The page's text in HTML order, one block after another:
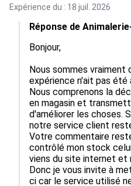
Expérience du : 18 juil. 2026
Réponse de
Bonjour,
Nous sommes vraiment
expérience n'ait pas
Nous comprenons la
en magasin et
d'améliorer les choses.
notre service client
Votre commentaire
contrôlé mon stock
viens du site internet et
Donc je vous invite à
ci car le service utilisé